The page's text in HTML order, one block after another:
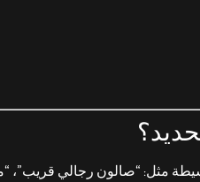
مثل: “صالون رجالي قريب”،